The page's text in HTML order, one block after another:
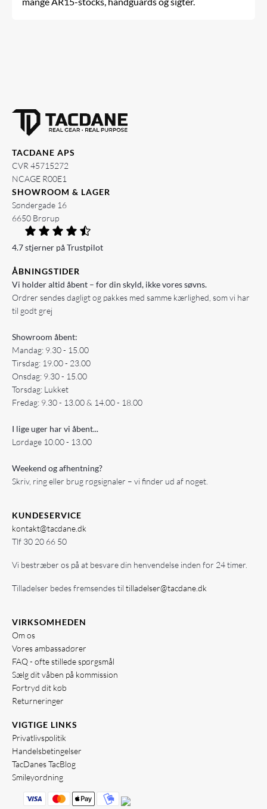
TACDANE APS
CVR 45715272
NCAGE R00E1
SHOWROOM & LAGER
Søndergade 16
6650 Brørup
4.7 stjerner på Trustpilot
ÅBNINGSTIDER
Vi holder altid åbent – for din skyld, ikke vores søvns.
Ordrer sendes dagligt og pakkes med samme kærlighed, som vi har
til godt grej
Showroom åbent:
Mandag: 9.30 - 15.00
Tirsdag: 19.00 - 23.00
Onsdag: 9.30 - 15.00
Torsdag: Lukket
Fredag: 9.30 - 13.00 & 14.00 - 18.00
I lige uger har vi åbent...
Lørdage 10.00 - 13.00
Weekend og afhentning?
Skriv, ring eller brug røgsignaler – vi finder ud af noget.
KUNDESERVICE
kontakt@tacdane.dk
Tlf 30 20 66 50
Vi bestræber os på at besvare din henvendelse inden for 24 timer.
Tilladelser bedes fremsendes til tilladelser@tacdane.dk
VIRKSOMHEDEN
Om os
Vores ambassadører
FAQ - ofte stillede spørgsmål
Sælg dit våben på kommission
Fortryd dit køb
Returneringer
VIGTIGE LINKS
Privatlivspolitik
Handelsbetingelser
TacDanes TacBlog
Smileyordning